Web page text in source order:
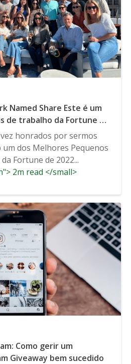
Named Share Este é um
de trabalho da Fortune na
honrados por sermos
um dos Melhores Pequenos
Fortune de 2022...
2m read </small>
Como gerir um
Giveaway bem sucedido